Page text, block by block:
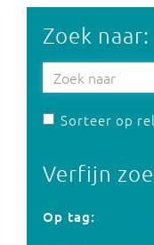
Zoek naar:
Sorteer op
Verfijn
Op tag: